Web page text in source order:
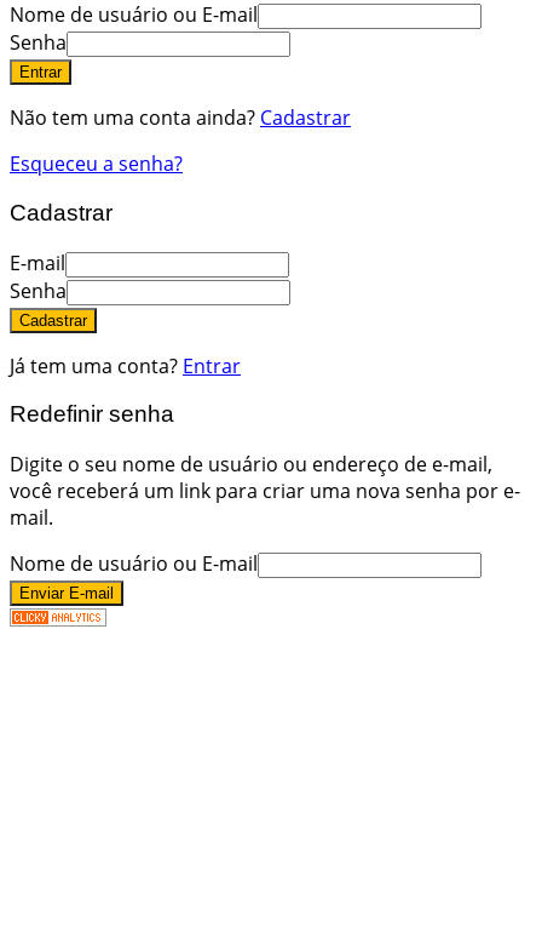
Nome de usuário ou E-mail
Senha
Entrar
Não tem uma conta ainda? Cadastrar
Esqueceu a senha?
Cadastrar
E-mail
Senha
Cadastrar
Já tem uma conta? Entrar
Redefinir senha
Digite o seu nome de usuário ou endereço de e-mail,
você receberá um link para criar uma nova senha por e-
mail.
Nome de usuário ou E-mail
Enviar E-mail